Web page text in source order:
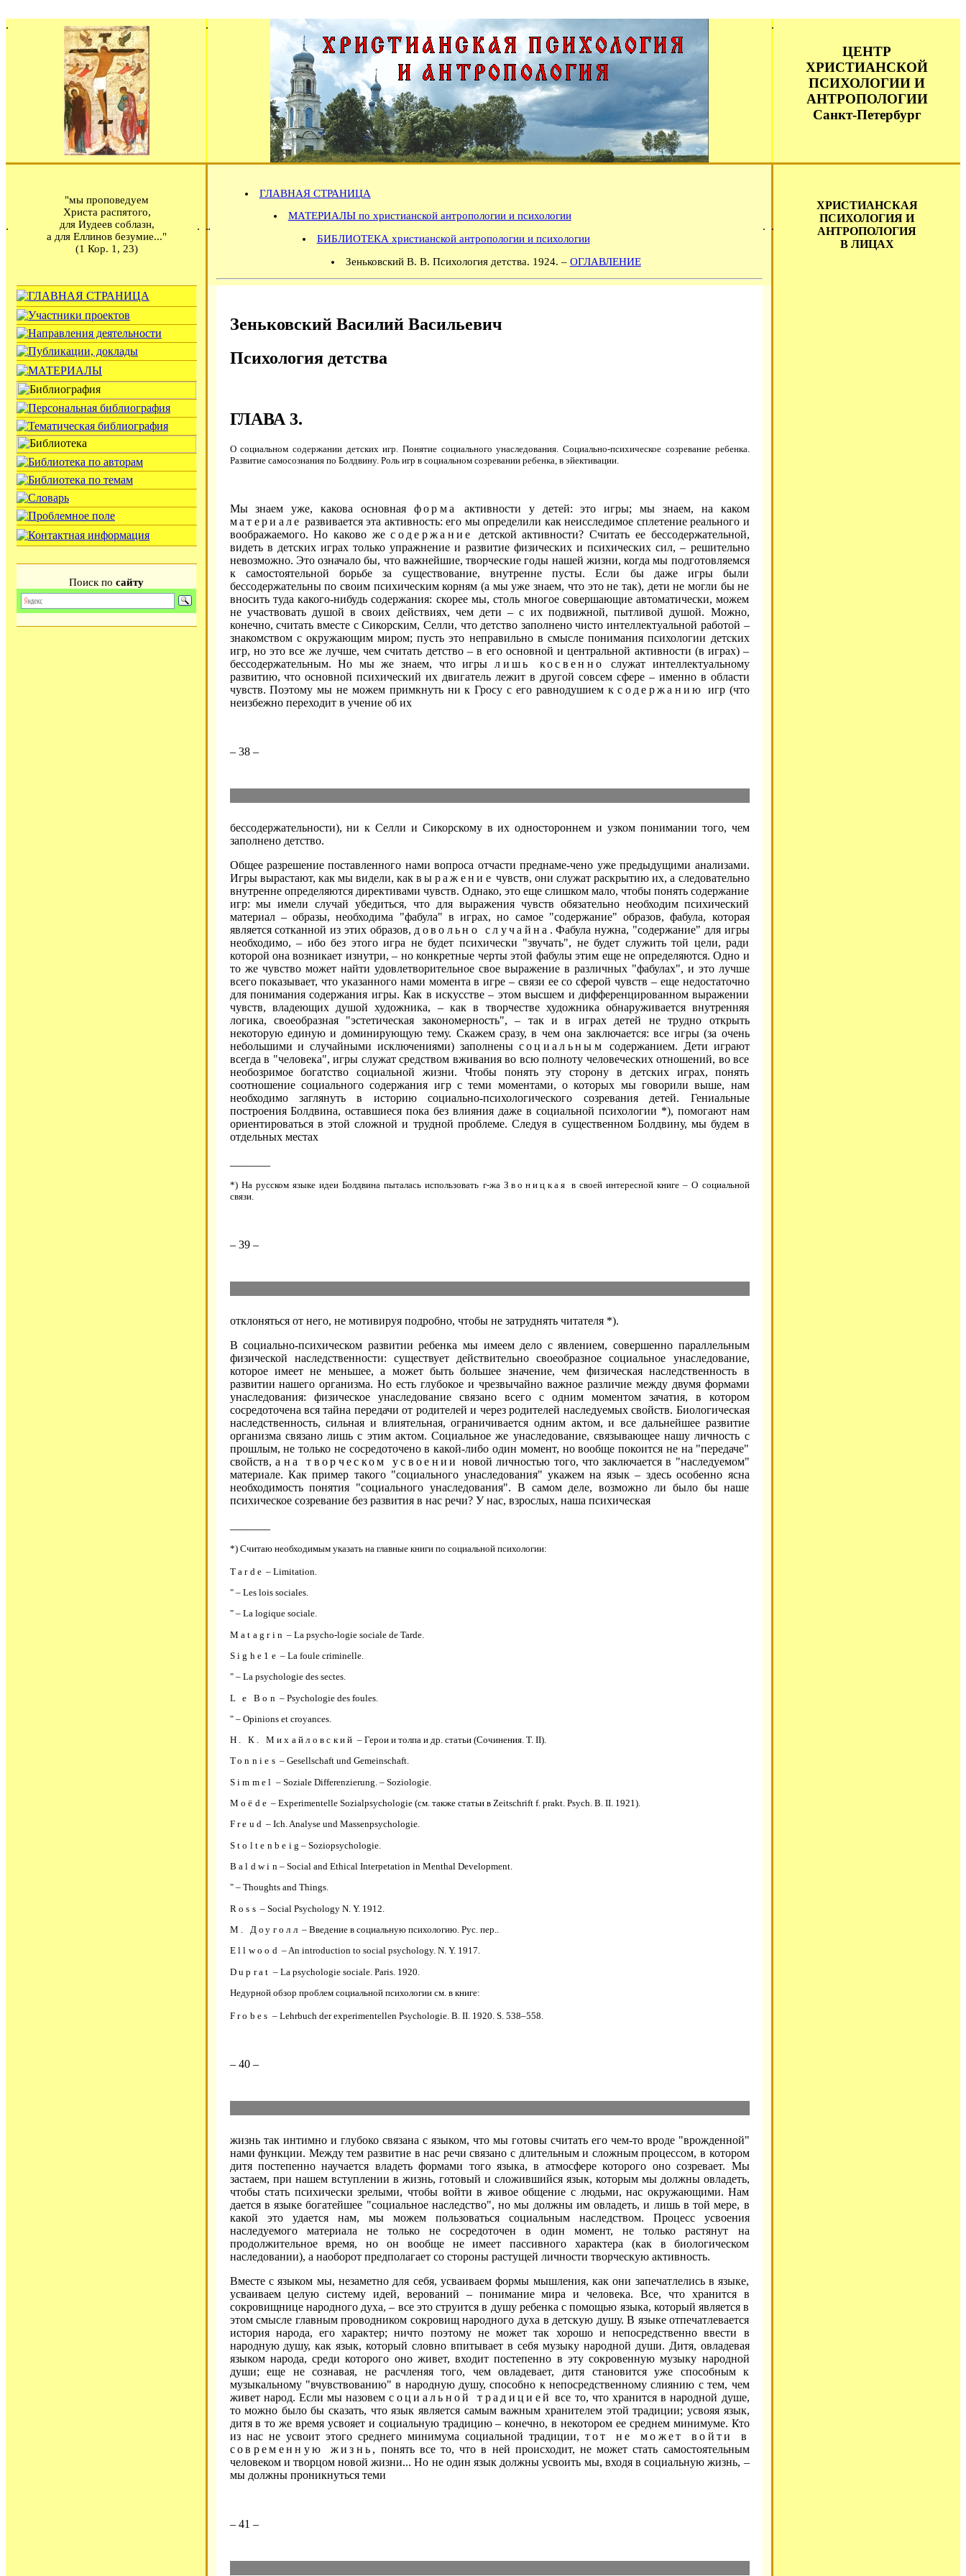
ЦЕНТР
ХРИСТИАНСКОЙ
ПСИХОЛОГИИ И
АНТРОПОЛОГИИ
Санкт-Петербург
"мы проповедуем
Христа распятого,
для Иудеев соблазн,
а для Еллинов безумие..."
(1 Кор. 1, 23)
ГЛАВНАЯ СТРАНИЦА
МАТЕРИАЛЫ по христианской антропологии и психологии
БИБЛИОТЕКА христианской антропологии и психологии
Зеньковский В. В. Психология детства. 1924. – ОГЛАВЛЕНИЕ
ХРИСТИАНСКАЯ
ПСИХОЛОГИЯ И
АНТРОПОЛОГИЯ
В ЛИЦАХ
Поиск по сайту
Зеньковский Василий Васильевич
Психология детства
ГЛАВА 3.
О социальном содержании детских игр. Понятие социального унаследования. Социально-психическое созревание ребенка.
Развитие самосознания по Болдвину. Роль игр в социальном созревании ребенка, в эйективации.
Мы знаем уже, какова основная форма
активности у детей: это игры; мы знаем, на каком
материале развивается эта активность: его мы определили как неисследимое сплетение реального и
воображаемого. Но каково жесодержание
детской активности? Считать ее бессодержательной,
видеть в детских играх только упражнение и развитие физических и психических сил, – решительно
невозможно. Это означало бы, что важнейшие, творческие годы нашей жизни, когда мы подготовляемся
к самостоятельной борьбе за существование, внутренне пусты. Если бы даже игры были
бессодержательны по своим психическим корням (а мы уже знаем, что это не так), дети не могли бы не
вносить туда какого-нибудь содержания: скорее мы, столь многое совершающие автоматически, можем
не участвовать душой в своих действиях, чем дети – с их подвижной, пытливой душой. Можно,
конечно, считать вместе с Сикорским, Селли, что детство заполнено чисто интеллектуальной работой –
знакомством с окружающим миром; пусть это неправильно в смысле понимания психологии детских
игр, но это все же лучше, чем считать детство – в его основной и центральной активности (в играх) –
бессодержательным. Но мы же знаем, что игрылишь косвенно
служат интеллектуальному
развитию, что основной психический их двигатель лежит в другой совсем сфере – именно в области
чувств. Поэтому мы не можем примкнуть ни к Гросу с его равнодушием ксодержанию игр (что
неизбежно переходит в учение об их
– 38 –
бессодержательности), ни к Селли и Сикорскому в их одностороннем и узком понимании того, чем
заполнено детство.
Общее разрешение поставленного нами вопроса отчасти преднаме-чено уже предыдущими анализами.
Игры вырастают, как мы видели, как выражение чувств, они служат раскрытию их, а следовательно
внутренне определяются директивами чувств. Однако, это еще слишком мало, чтобы понять содержание
игр: мы имели случай убедиться, что для выражения чувств обязательно необходим психический
материал – образы, необходима "фабула" в играх, но самое "содержание" образов, фабула, которая
является сотканной из этих образов, довольно случайна . Фабула нужна, "содержание" для игры
необходимо, – ибо без этого игра не будет психически "звучать", не будет служить той цели, ради
которой она возникает изнутри, – но конкретные черты этой фабулы этим еще не определяются. Одно и
то же чувство может найти удовлетворительное свое выражение в различных "фабулах", и это лучше
всего показывает, что указанного нами момента в игре – связи ее со сферой чувств – еще недостаточно
для понимания содержания игры. Как в искусстве – этом высшем и дифференцированном выражении
чувств, владеющих душой художника, – как в творчестве художника обнаруживается внутренняя
логика, своеобразная "эстетическая закономерность", – так и в играх детей не трудно открыть
некоторую единую и доминирующую тему. Скажем сразу, в чем она заключается: все игры (за очень
небольшими и случайными исключениями) заполнены социальным
содержанием. Дети играют
всегда в "человека", игры служат средством вживания во всю полноту человеческих отношений, во все
необозримое богатство социальной жизни. Чтобы понять эту сторону в детских играх, понять
соотношение социального содержания игр с теми моментами, о которых мы говорили выше, нам
необходимо заглянуть в историю социально-психологического созревания детей. Гениальные
построения Болдвина, оставшиеся пока без влияния даже в социальной психологии *), помогают нам
ориентироваться в этой сложной и трудной проблеме. Следуя в существенном Болдвину, мы будем в
отдельных местах
*) На русском языке идеи Болдвина пыталась использовать г-жа Звоницкая в своей интересной книге – О социальной
связи.
– 39 –
отклоняться от него, не мотивируя подробно, чтобы не затруднять читателя *).
В социально-психическом развитии ребенка мы имеем дело с явлением, совершенно параллельным
физической наследственности: существует действительно своеобразное социальное унаследование,
которое имеет не меньшее, а может быть большее значение, чем физическая наследственность в
развитии нашего организма. Но есть глубокое и чрезвычайно важное различие между двумя формами
унаследования: физическое унаследование связано всего с одним моментом зачатия, в котором
сосредоточена вся тайна передачи от родителей и через родителей наследуемых свойств. Биологическая
наследственность, сильная и влиятельная, ограничивается одним актом, и все дальнейшее развитие
организма связано лишь с этим актом. Социальное же унаследование, связывающее нашу личность с
прошлым, не только не сосредоточено в какой-либо один момент, но вообще покоится не на "передаче"
свойств, а на творческом усвоении новой личностью того, что заключается в "наследуемом"
материале. Как пример такого "социального унаследования" укажем на язык – здесь особенно ясна
необходимость понятия "социального унаследования". В самом деле, возможно ли было бы наше
психическое созревание без развития в нас речи? У нас, взрослых, наша психическая
*) Считаю необходимым указать на главные книги по социальной психологии:
Таrdе – Limitation.
" – Les lois sociales.
" – La logique sociale.
Matagrin – La psycho-logie sociale de Tarde.
Sighe1e – La foule criminelle.
" – La psychologie des sectes.
L e Bon – Psychologie des foules.
" – Opinions et croyances.
H. К. Михайловский – Герои и толпа и др. статьи (Сочинения. Т. II).
Тоnnies – Gesellschaft und Gemeinschaft.
Simmel – Soziale Differenzierung. – Soziologie.
Mоёde – Experimentelle Sozialpsychologie (см. также статьи в Zeitschrift f. prakt. Psych. B. II. 1921).
Freud – Ich. Analyse und Massenpsychologie.
Stoltenbeig– Soziopsychologie.
Baldwin – Social and Ethical Interpetation in Menthal Development.
" – Thoughts and Things.
Ross – Social Psychology N. Y. 1912.
M. Доуголл – Введение в социальную психологию. Рус. пер..
Еllwооd – An introduction to social psychology. N. Y. 1917.
Duprat – La psychologie sociale. Paris. 1920.
Недурной обзор проблем социальной психологии см. в книге:
Frоbes – Lehrbuch der experimentellen Psychologie. В. II. 1920. S. 538–558.
– 40 –
жизнь так интимно и глубоко связана с языком, что мы готовы считать его чем-то вроде "врожденной"
нами функции. Между тем развитие в нас речи связано с длительным и сложным процессом, в котором
дитя постепенно научается владеть формами того языка, в атмосфере которого оно созревает. Мы
застаем, при нашем вступлении в жизнь, готовый и сложившийся язык, которым мы должны овладеть,
чтобы стать психически зрелыми, чтобы войти в живое общение с людьми, нас окружающими. Нам
дается в языке богатейшее "социальное наследство", но мы должны им овладеть, и лишь в той мере, в
какой это удается нам, мы можем пользоваться социальным наследством. Процесс усвоения
наследуемого материала не только не сосредоточен в один момент, не только растянут на
продолжительное время, но он вообще не имеет пассивного характера (как в биологическом
наследовании), а наоборот предполагает со стороны растущей личности творческую активность.
Вместе с языком мы, незаметно для себя, усваиваем формы мышления, как они запечатлелись в языке,
усваиваем целую систему идей, верований – понимание мира и человека. Все, что хранится в
сокровищнице народного духа, – все это струится в душу ребенка с помощью языка, который является в
этом смысле главным проводником сокровищ народного духа в детскую душу. В языке отпечатлевается
история народа, его характер; ничто поэтому не может так хорошо и непосредственно ввести в
народную душу, как язык, который словно впитывает в себя музыку народной души. Дитя, овладевая
языком народа, среди которого оно живет, входит постепенно в эту сокровенную музыку народной
души; еще не сознавая, не расчленяя того, чем овладевает, дитя становится уже способным к
музыкальному "вчувствованию" в народную душу, способно к непосредственному слиянию с тем, чем
живет народ. Если мы назовемсоциальной традицией все то, что хранится в народной душе,
то можно было бы сказать, что язык является самым важным хранителем этой традиции; усвояя язык,
дитя в то же время усвояет и социальную традицию – конечно, в некотором ее среднем минимуме. Кто
из нас не усвоит этого среднего минимума социальной традиции, тот не может войти в
современную жизнь , понять все то, что в ней происходит, не может стать самостоятельным
человеком и творцом новой жизни... Но не один язык должны усвоить мы, входя в социальную жизнь, –
мы должны проникнуться теми
– 41 –